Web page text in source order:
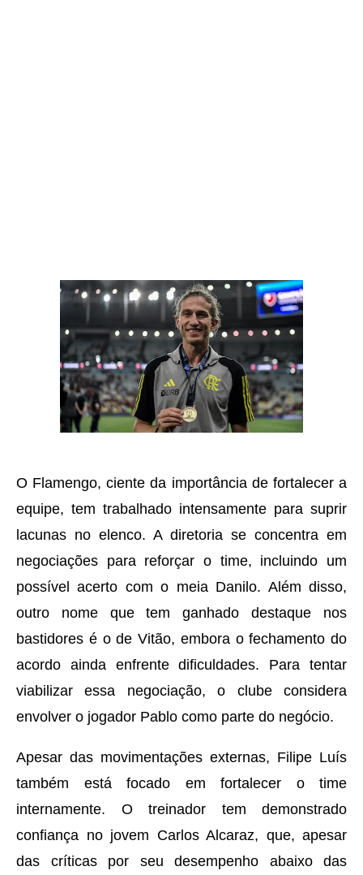
O Flamengo, ciente da importância de fortalecer a
equipe, tem trabalhado intensamente para suprir
lacunas no elenco. A diretoria se concentra em
negociações para reforçar o time, incluindo um
possível acerto com o meia Danilo. Além disso,
outro nome que tem ganhado destaque nos
bastidores é o de Vitão, embora o fechamento do
acordo ainda enfrente dificuldades. Para tentar
viabilizar essa negociação, o clube considera
envolver o jogador Pablo como parte do negócio.
Apesar das movimentações externas, Filipe Luís
também está focado em fortalecer o time
internamente. O treinador tem demonstrado
confiança no jovem Carlos Alcaraz, que, apesar
das críticas por seu desempenho abaixo das